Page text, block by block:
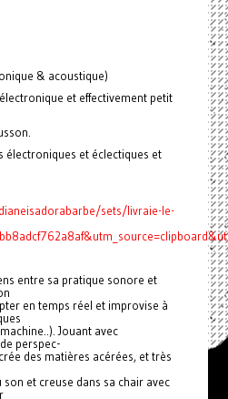
& acoustique)
et effectivement petit
électroniques et éclectiques et
sets/livraie-le-
entre sa pratique sonore et
en temps réel et improvise à
Jouant avec
perspec-
des matières acérées, et très
et creuse dans sa chair avec